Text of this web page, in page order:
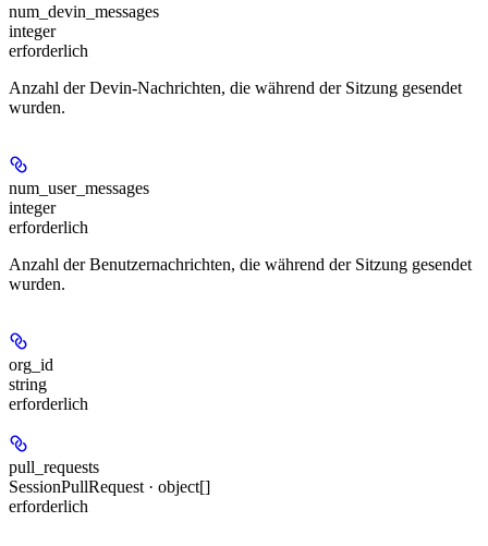
num_devin_messages
integer
erforderlich
Anzahl der Devin-Nachrichten, die während der Sitzung gesendet
wurden.
num_user_messages
integer
erforderlich
Anzahl der Benutzernachrichten, die während der Sitzung gesendet
wurden.
org_id
string
erforderlich
pull_requests
SessionPullRequest · object[]
erforderlich